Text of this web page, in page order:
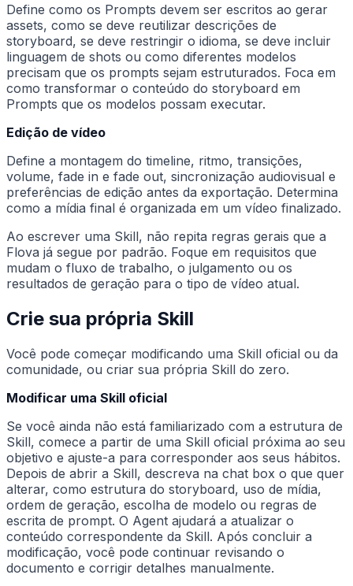
Define como os Prompts devem ser escritos ao gerar
assets, como se deve reutilizar descrições de
storyboard, se deve restringir o idioma, se deve incluir
linguagem de shots ou como diferentes modelos
precisam que os prompts sejam estruturados. Foca em
como transformar o conteúdo do storyboard em
Prompts que os modelos possam executar.
Edição de vídeo
Define a montagem do timeline, ritmo, transições,
volume, fade in e fade out, sincronização audiovisual e
preferências de edição antes da exportação. Determina
como a mídia final é organizada em um vídeo finalizado.
Ao escrever uma Skill, não repita regras gerais que a
Flova já segue por padrão. Foque em requisitos que
mudam o fluxo de trabalho, o julgamento ou os
resultados de geração para o tipo de vídeo atual.
Crie sua própria Skill
Você pode começar modificando uma Skill oficial ou da
comunidade, ou criar sua própria Skill do zero.
Modificar uma Skill oficial
Se você ainda não está familiarizado com a estrutura de
Skill, comece a partir de uma Skill oficial próxima ao seu
objetivo e ajuste-a para corresponder aos seus hábitos.
Depois de abrir a Skill, descreva na chat box o que quer
alterar, como estrutura do storyboard, uso de mídia,
ordem de geração, escolha de modelo ou regras de
escrita de prompt. O Agent ajudará a atualizar o
conteúdo correspondente da Skill. Após concluir a
modificação, você pode continuar revisando o
documento e corrigir detalhes manualmente.